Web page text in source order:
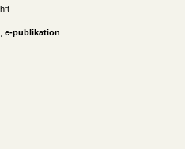
e-publikation